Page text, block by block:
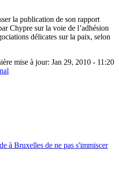
la publication de son rapport
Chypre sur la voie de l’adhésion
délicates sur la paix, selon
mise à jour: Jan 29, 2010 - 11:20
à Bruxelles de ne pas s'immiscer